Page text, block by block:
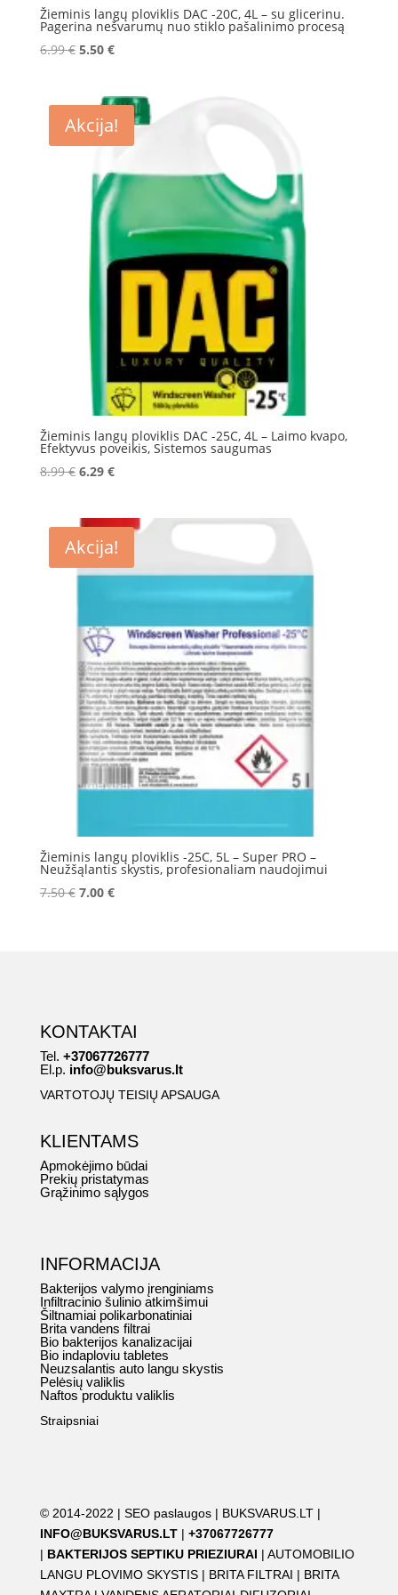
Žieminis langų ploviklis DAC -20C, 4L – su glicerinu.
Pagerina nešvarumų nuo stiklo pašalinimo procesą
6.99€ Original
6.99 €.
5.50 €Current
5.50 €.
Akcija!
Žieminis langų ploviklis DAC -25C, 4L – Laimo kvapo,
Efektyvus poveikis, Sistemos saugumas
8.99€ Original
8.99 €.
6.29 €Current
6.29 €.
Akcija!
Žieminis langų ploviklis -25C, 5L – Super PRO –
Neužšąlantis skystis, profesionaliam naudojimui
7.50€ Original
7.00 €Current
KONTAKTAI
Tel. +37067726777
El.p. info@buksvarus.lt
VARTOTOJŲ TEISIŲ APSAUGA
KLIENTAMS
Apmokėjimo būdai
Prekių pristatymas
Grąžinimo sąlygos
INFORMACIJA
Bakterijos valymo įrenginiams
Infiltracinio šulinio atkimšimui
Šiltnamiai polikarbonatiniai
Brita vandens filtrai
Bio bakterijos kanalizacijai
Bio indaploviu tabletes
Neuzsalantis auto langu skystis
Pelėsių valiklis
Naftos produktu valiklis
Straipsniai
© 2014-2022 | SEO paslaugos| BUKSVARUS.LT|
INFO@BUKSVARUS.LT| +37067726777
| BAKTERIJOS SEPTIKU PRIEZIURAI | AUTOMOBILIO
LANGU PLOVIMO SKYSTIS| BRITA FILTRAI | BRITA